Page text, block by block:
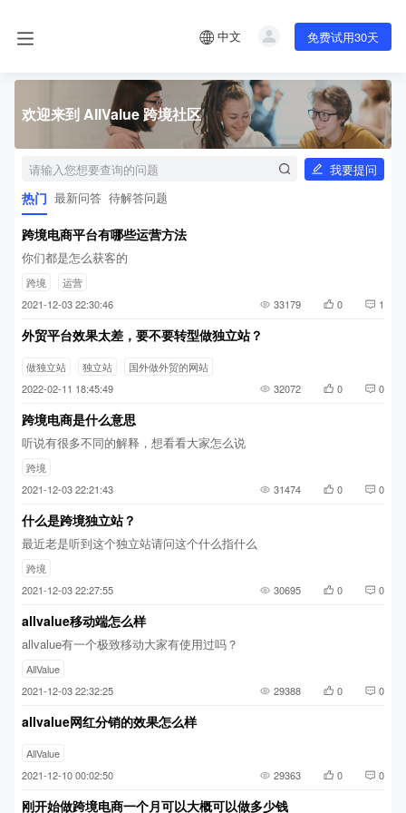
中文 免费试用30天
欢迎来到 AllValue 跨境社区
我要提问
热门 最新问答 待解答问题
跨境电商平台有哪些运营方法
你们都是怎么获客的
跨境
运营
2021-12-03 22:30:46
33179 0 1
外贸平台效果太差，要不要转型做独立站？
做独立站 独立站
国外做外贸的网站
2022-02-11 18:45:49
32072 0 0
跨境电商是什么意思
听说有很多不同的解释，想看看大家怎么说
跨境
2021-12-03 22:21:43
31474 0 0
什么是跨境独立站？
最近老是听到这个独立站请问这个什么指什么
跨境
2021-12-03 22:27:55
30695 0 0
allvalue移动端怎么样
allvalue有一个极致移动大家有使用过吗？
AllValue
2021-12-03 22:32:25
29388 0 0
allvalue网红分销的效果怎么样
AllValue
2021-12-10 00:02:50
29363 0 0
刚开始做跨境电商一个月可以大概可以做多少钱